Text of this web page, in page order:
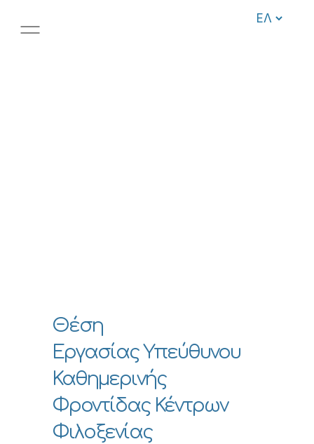
Θέση
Εργασίας Υπεύθυνου
Καθημερινής
Φροντίδας Κέντρων
Φιλοξενίας